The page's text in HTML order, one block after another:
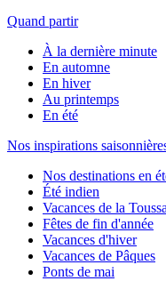
Quand partir
À la dernière minute
En automne
En hiver
Au printemps
En été
Nos inspirations
Nos destinations en
Été indien
Vacances de la
Fêtes de fin d'année
Vacances d'hiver
Vacances de Pâques
Ponts de mai